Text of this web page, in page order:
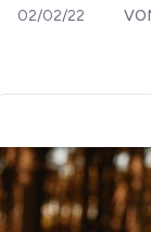
02/02/22